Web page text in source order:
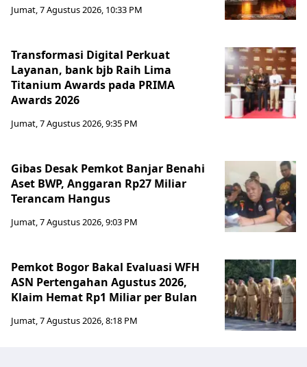
Jumat, 7 Agustus 2026, 10:33 PM
Transformasi Digital Perkuat
Layanan, bank bjb Raih Lima
Titanium Awards pada PRIMA
Awards 2026
Jumat, 7 Agustus 2026, 9:35 PM
Gibas Desak Pemkot Banjar Benahi
Aset BWP, Anggaran Rp27 Miliar
Terancam Hangus
Jumat, 7 Agustus 2026, 9:03 PM
Pemkot Bogor Bakal Evaluasi WFH
ASN Pertengahan Agustus 2026,
Klaim Hemat Rp1 Miliar per Bulan
Jumat, 7 Agustus 2026, 8:18 PM